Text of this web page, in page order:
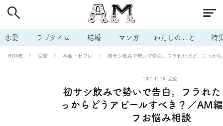
恋愛 ラブタイム 結婚 マンガ わたしのこと 特
HOME 恋愛 本命・セフレ 初サシ飲みで勢いで告白。フラれたけど、こっか
2021.11.26 恋愛
初サシ飲みで勢いで告白。フラれた
っからどうアピールすべき？／AM
フお悩み相談
# 男の本音 # セフレ # 不倫
# 出会う方法 # マッチングアプリ # ラブグッズ # 体の相